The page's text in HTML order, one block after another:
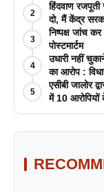
2
हिंदवाण
दो, मैं केंद्र
3
निष्पक्ष जांच
पोस्टमार्टम
4
उधारी नहीं
का आरोप :
जीवाराम !
5
एसीबी जालोर
में 10 आरोपियों